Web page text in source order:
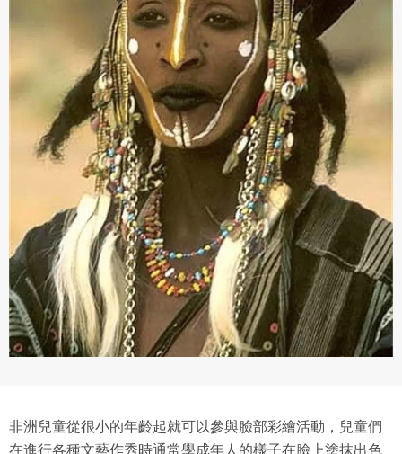
非洲兒童從很小的年齡起就可以參與臉部彩繪活動，兒童們
在進行各種文藝作秀時通常學成年人的樣子在臉上塗抹出色